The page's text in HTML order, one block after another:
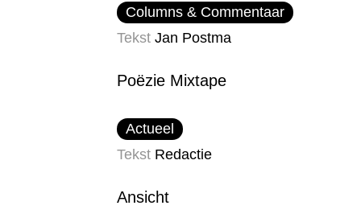
Columns & Commentaar
Tekst Jan Postma
Poëzie Mixtape
Actueel
Tekst Redactie
Ansicht